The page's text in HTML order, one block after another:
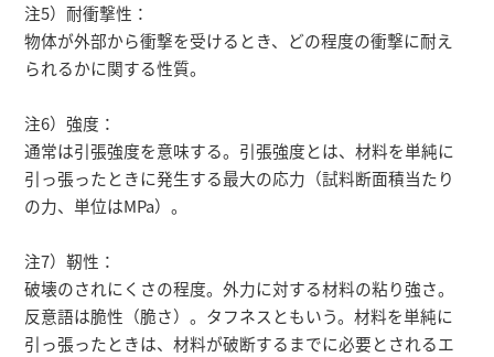
注5）耐衝撃性：
物体が外部から衝撃を受けるとき、どの程度の衝撃に耐え
られるかに関する性質。
注6）強度：
通常は引張強度を意味する。引張強度とは、材料を単純に
引っ張ったときに発生する最大の応力（試料断面積当たり
の力、単位はMPa）。
注7）靭性：
破壊のされにくさの程度。外力に対する材料の粘り強さ。
反意語は脆性（脆さ）。タフネスともいう。材料を単純に
引っ張ったときは、材料が破断するまでに必要とされるエ